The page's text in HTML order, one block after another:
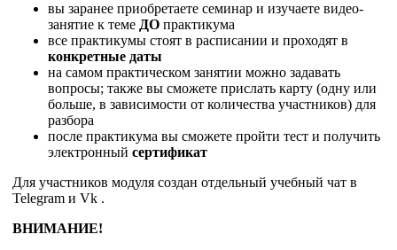
вы заранее приобретаете семинар и изучаете видео-
занятие к теме ДО практикума
все практикумы стоят в расписании и проходят в
конкретные даты
на самом практическом занятии можно задавать
вопросы; также вы сможете прислать карту (одну или
больше, в зависимости от количества участников) для
разбора
после практикума вы сможете пройти тест и получить
электронный сертификат
Для участников модуля создан отдельный учебный чат в
Telegram и Vk .
ВНИМАНИЕ!